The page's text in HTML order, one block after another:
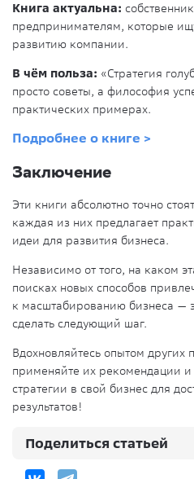
Книга актуальна:
предпринимателям, которые
развитию компании.
В чём польза: «Стратегия
просто советы, а философия
практических примерах.
Подробнее о книге >
Заключение
Эти книги абсолютно точно
каждая из них предлагает
идеи для развития бизнеса.
Независимо от того, на каком
поисках новых способов
к масштабированию бизнеса —
сделать следующий шаг.
Вдохновляйтесь опытом других
применяйте их рекомендации
стратегии в свой бизнес для
результатов!
Поделиться статьей